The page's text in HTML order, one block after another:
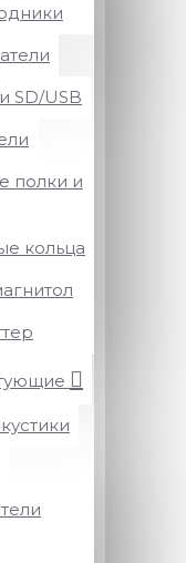
SD/USB
полки и
кольца